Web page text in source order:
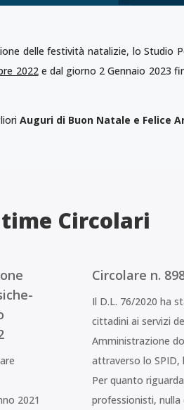
delle festività natalizie, lo Studio
2022e dal giorno 2 Gennaio 2023
Auguri di Buon Natale e Felice
Circolari
2021
Circolare n.
Il D.L. 76/2020 ha
cittadini ai servizi
Amministrazione
attraverso lo SPID,
Per quanto
professionisti, nulla